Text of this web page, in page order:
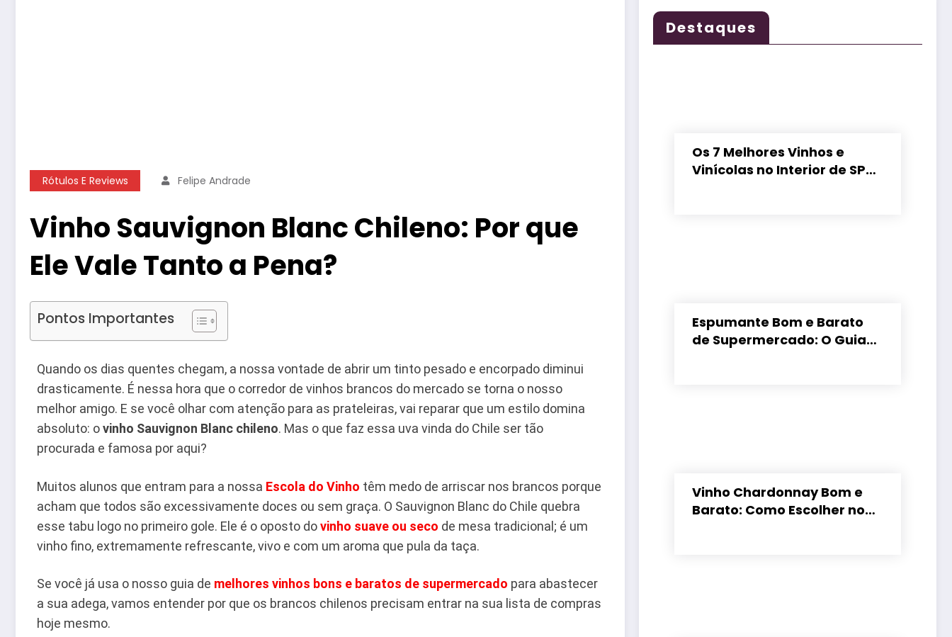
Rótulos E Reviews Felipe Andrade
Vinho Sauvignon Blanc Chileno: Por que
Ele Vale Tanto a Pena?
Pontos Importantes
Quando os dias quentes chegam, a nossa vontade de abrir um tinto pesado e encorpado diminui
drasticamente. É nessa hora que o corredor de vinhos brancos do mercado se torna o nosso
melhor amigo. E se você olhar com atenção para as prateleiras, vai reparar que um estilo domina
absoluto: ovinho Sauvignon Blanc chileno. Mas o que faz essa uva vinda do Chile ser tão
procurada e famosa por aqui?
Muitos alunos que entram para a nossa Escola do Vinho têm medo de arriscar nos brancos porque
acham que todos são excessivamente doces ou sem graça. O Sauvignon Blanc do Chile quebra
esse tabu logo no primeiro gole. Ele é o oposto dovinho suave ou seco de mesa tradicional; é um
vinho fino, extremamente refrescante, vivo e com um aroma que pula da taça.
Se você já usa o nosso guia de melhores vinhos bons e baratos de supermercado para abastecer
a sua adega, vamos entender por que os brancos chilenos precisam entrar na sua lista de compras
hoje mesmo.
Destaques
Os 7 Melhores Vinhos e
Vinícolas no Interior de SP
Espumante Bom e Barato
de Supermercado: O Guia
Vinho Chardonnay Bom e
Barato: Como Escolher no